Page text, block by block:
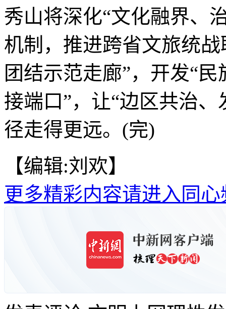
秀山将深化“文化融界、
机制，推进跨省文旅统
团结示范走廊”，开发“
接端口”，让“边区共治
径走得更远。(完)
【编辑:刘欢】
更多精彩内容请进入同心